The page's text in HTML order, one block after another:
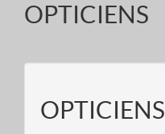
OPTICIENS
OPTICIENS